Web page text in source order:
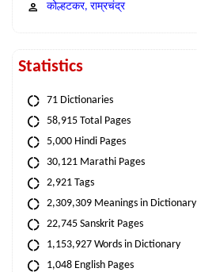
कोल्हटकर, राम्रचंद्र
Statistics
71 Dictionaries
58,915 Total Pages
5,000 Hindi Pages
30,121 Marathi Pages
2,921 Tags
2,309,309 Meanings in Dictionary
22,745 Sanskrit Pages
1,153,927 Words in Dictionary
1,048 English Pages